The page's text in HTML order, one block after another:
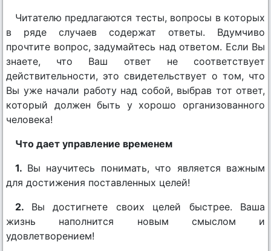
Читателю предлагаются тесты, вопросы в которых
в ряде случаев содержат ответы. Вдумчиво
прочтите вопрос, задумайтесь над ответом. Если Вы
знаете, что Ваш ответ не соответствует
действительности, это свидетельствует о том, что
Вы уже начали работу над собой, выбрав тот ответ,
который должен быть у хорошо организованного
человека!
Что дает управление временем
1. Вы научитесь понимать, что является важным
для достижения поставленных целей!
2. Вы достигнете своих целей быстрее. Ваша
жизнь наполнится новым смыслом и
удовлетворением!